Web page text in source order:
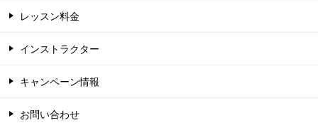
レッスン料金
インストラクター
キャンペーン情報
お問い合わせ